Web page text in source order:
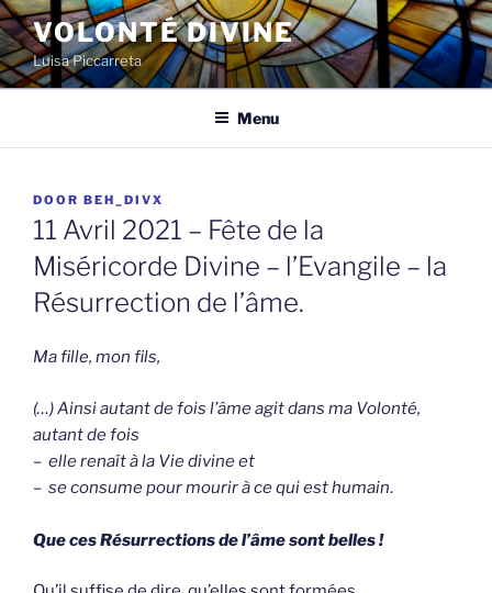
Spring
naar
de
inhoud
VOLONTÉ DIVINE
Luisa Piccarreta
Menu
GEPLAATST
OP
DOOR BEH_DIVX
11 Avril 2021 – Fête de la
Miséricorde Divine – l’Evangile – la
Résurrection de l’âme.
Ma fille, mon fils,
(…) Ainsi autant de fois l’âme agit dans ma Volonté,
autant de fois
– elle renaît à la Vie divineet
– se consumepour mourir à ce qui est humain.
Que ces Résurrections de l’âme sont belles !